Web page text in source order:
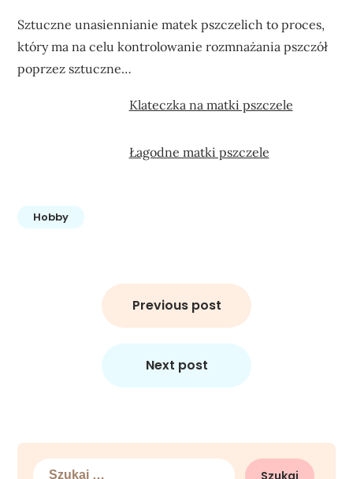
Sztuczne unasiennianie matek pszczelich to proces,
który ma na celu kontrolowanie rozmnażania pszczół
poprzez sztuczne…
Klateczka na matki pszczele
Łagodne matki pszczele
Hobby
Previous post
Next post
Szukaj: